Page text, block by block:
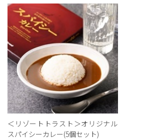
＜リゾートトラスト＞オリジナル
スパイシーカレー(5個セット)